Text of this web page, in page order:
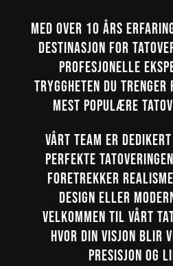
Med over 10 års
destinasjon for
profesjonelle
tryggheten du
mest populære
Vårt team er
perfekte
foretrekker
design eller
Velkommen til vårt
hvor din visjon blir
presisjon og